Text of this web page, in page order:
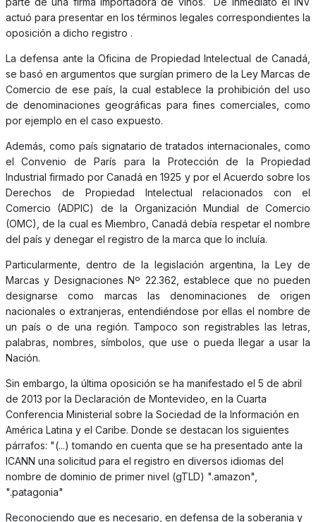
actuó para presentar en los términos legales correspondientes la
oposición a dicho registro .
La defensa ante la Oficina de Propiedad Intelectual de Canadá,
se basó en argumentos que surgían primero de la Ley Marcas de
Comercio de ese país, la cual establece la prohibición del uso
de denominaciones geográficas para fines comerciales, como
por ejemplo en el caso expuesto.
Además, como país signatario de tratados internacionales, como
el Convenio de París para la Protección de la Propiedad
Industrial firmado por Canadá en 1925 y por el Acuerdo sobre los
Derechos de Propiedad Intelectual relacionados con el
Comercio (ADPIC) de la Organización Mundial de Comercio
(OMC), de la cual es Miembro, Canadá debía respetar el nombre
del país y denegar el registro de la marca que lo incluía.
Particularmente, dentro de la legislación argentina, la Ley de
Marcas y Designaciones Nº 22.362, establece que no pueden
designarse como marcas las denominaciones de origen
nacionales o extranjeras, entendiéndose por ellas el nombre de
un país o de una región. Tampoco son registrables las letras,
palabras, nombres, símbolos, que use o pueda llegar a usar la
Nación.
Sin embargo, la última oposición se ha manifestado el 5 de abril
de 2013 por la Declaración de Montevideo, en la Cuarta
Conferencia Ministerial sobre la Sociedad de la Información en
América Latina y el Caribe. Donde se destacan los siguientes
párrafos: "(...) tomando en cuenta que se ha presentado ante la
ICANN una solicitud para el registro en diversos idiomas del
nombre de dominio de primer nivel (gTLD) ".amazon",
".patagonia"
Reconociendo que es necesario, en defensa de la soberania y